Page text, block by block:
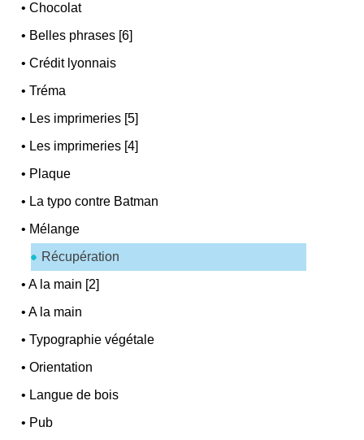
•Chocolat
• Belles phrases [6]
•Crédit lyonnais
•Tréma
• Les imprimeries [5]
• Les imprimeries [4]
• Plaque
• La typo contre Batman
• Mélange
Récupération
•A la main [2]
•A la main
•Typographie végétale
•Orientation
• Langue de bois
• Pub